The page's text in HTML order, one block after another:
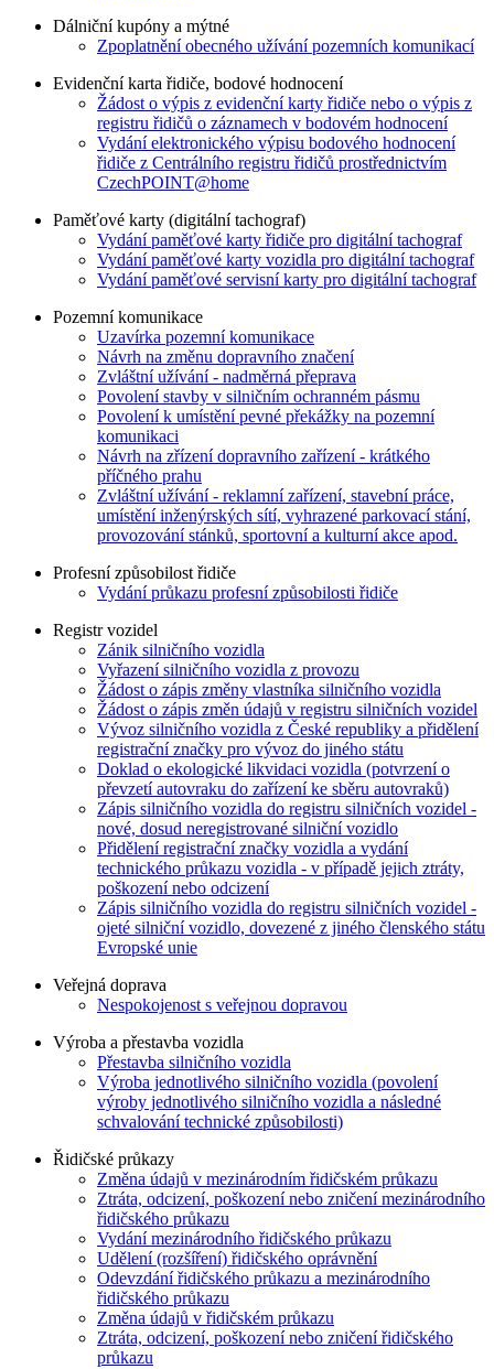
Dálniční kupóny a mýtné
Zpoplatnění obecného užívání pozemních komunikací
Evidenční karta řidiče, bodové hodnocení
Žádost o výpis z evidenční karty řidiče nebo o výpis z
registru řidičů o záznamech v bodovém hodnocení
Vydání elektronického výpisu bodového hodnocení
řidiče z Centrálního registru řidičů prostřednictvím
CzechPOINT@home
Paměťové karty (digitální tachograf)
Vydání paměťové karty řidiče pro digitální tachograf
Vydání paměťové karty vozidla pro digitální tachograf
Vydání paměťové servisní karty pro digitální tachograf
Pozemní komunikace
Uzavírka pozemní komunikace
Návrh na změnu dopravního značení
Zvláštní užívání - nadměrná přeprava
Povolení stavby v silničním ochranném pásmu
Povolení k umístění pevné překážky na pozemní
komunikaci
Návrh na zřízení dopravního zařízení - krátkého
příčného prahu
Zvláštní užívání - reklamní zařízení, stavební práce,
umístění inženýrských sítí, vyhrazené parkovací stání,
provozování stánků, sportovní a kulturní akce apod.
Profesní způsobilost řidiče
Vydání průkazu profesní způsobilosti řidiče
Registr vozidel
Zánik silničního vozidla
Vyřazení silničního vozidla z provozu
Žádost o zápis změny vlastníka silničního vozidla
Žádost o zápis změn údajů v registru silničních vozidel
Vývoz silničního vozidla z České republiky a přidělení
registrační značky pro vývoz do jiného státu
Doklad o ekologické likvidaci vozidla (potvrzení o
převzetí autovraku do zařízení ke sběru autovraků)
Zápis silničního vozidla do registru silničních vozidel -
nové, dosud neregistrované silniční vozidlo
Přidělení registrační značky vozidla a vydání
technického průkazu vozidla - v případě jejich ztráty,
poškození nebo odcizení
Zápis silničního vozidla do registru silničních vozidel -
ojeté silniční vozidlo, dovezené z jiného členského státu
Evropské unie
Veřejná doprava
Nespokojenost s veřejnou dopravou
Výroba a přestavba vozidla
Přestavba silničního vozidla
Výroba jednotlivého silničního vozidla (povolení
výroby jednotlivého silničního vozidla a následné
schvalování technické způsobilosti)
Řidičské průkazy
Změna údajů v mezinárodním řidičském průkazu
Ztráta, odcizení, poškození nebo zničení mezinárodního
řidičského průkazu
Vydání mezinárodního řidičského průkazu
Udělení (rozšíření) řidičského oprávnění
Odevzdání řidičského průkazu a mezinárodního
řidičského průkazu
Změna údajů v řidičském průkazu
Ztráta, odcizení, poškození nebo zničení řidičského
průkazu